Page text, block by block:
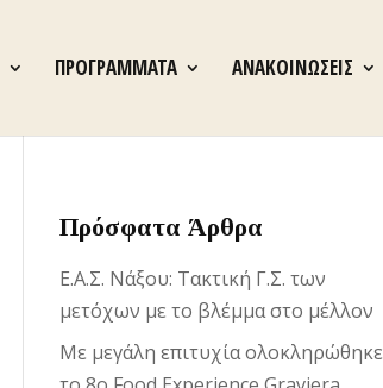
ΠΡΟΓΡΑΜΜΑΤΑ ΑΝΑΚΟΙΝΩΣΕΙΣ
Πρόσφατα Άρθρα
Ε.Α.Σ. Νάξου: Τακτική Γ.Σ. των
μετόχων με το βλέμμα στο μέλλον
Με μεγάλη επιτυχία ολοκληρώθηκε